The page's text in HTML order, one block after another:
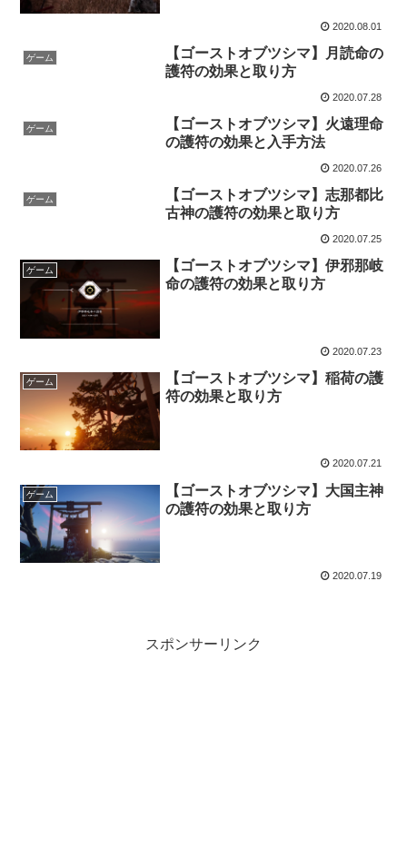
2020.08.01
ゲーム
【ゴーストオブツシマ】月読命の
護符の効果と取り方
2020.07.28
ゲーム
【ゴーストオブツシマ】火遠理命
の護符の効果と入手方法
2020.07.26
ゲーム
【ゴーストオブツシマ】志那都比
古神の護符の効果と取り方
2020.07.25
ゲーム
【ゴーストオブツシマ】伊邪那岐
命の護符の効果と取り方
2020.07.23
ゲーム
【ゴーストオブツシマ】稲荷の護
符の効果と取り方
2020.07.21
ゲーム
【ゴーストオブツシマ】大国主神
の護符の効果と取り方
2020.07.19
スポンサーリンク